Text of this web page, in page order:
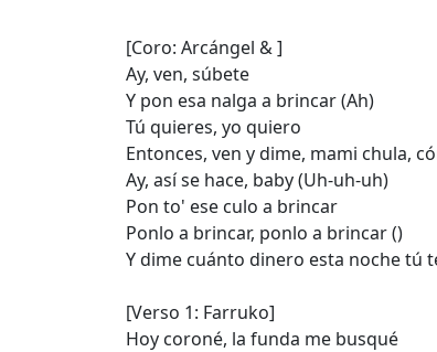
[Coro: Arcángel & ]
Ay, ven, súbete
Y pon esa nalga a brincar (Ah)
Tú quieres, yo quiero
Entonces, ven y dime, mami chula,
Ay, así se hace, baby (Uh-uh-uh)
Pon to' ese culo a brincar
Ponlo a brincar, ponlo a brincar ()
Y dime cuánto dinero esta noche tú
[Verso 1: Farruko]
Hoy coroné, la funda me busqué